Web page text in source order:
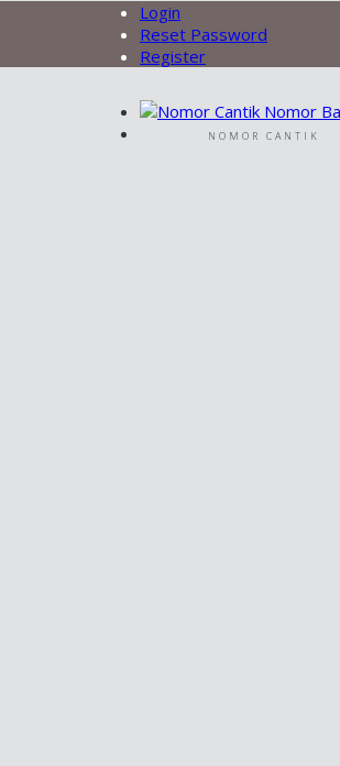
Login
Reset Password
Register
NOMOR CANTIK